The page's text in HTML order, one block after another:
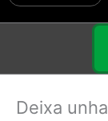
Deixa